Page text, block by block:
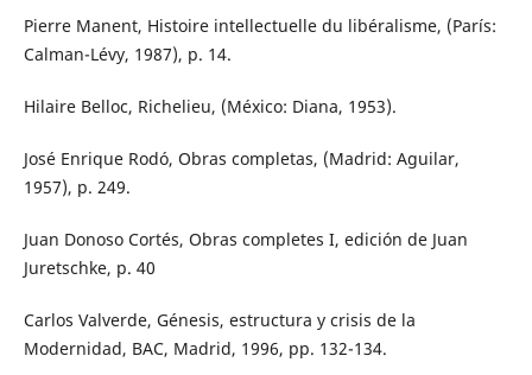
Pierre Manent, Histoire intellectuelle du libéralisme, (París:
Calman-Lévy, 1987), p. 14.
Hilaire Belloc, Richelieu, (México: Diana, 1953).
José Enrique Rodó, Obras completas, (Madrid: Aguilar,
1957), p. 249.
Juan Donoso Cortés, Obras completes I, edición de Juan
Juretschke, p. 40
Carlos Valverde, Génesis, estructura y crisis de la
Modernidad, BAC, Madrid, 1996, pp. 132-134.